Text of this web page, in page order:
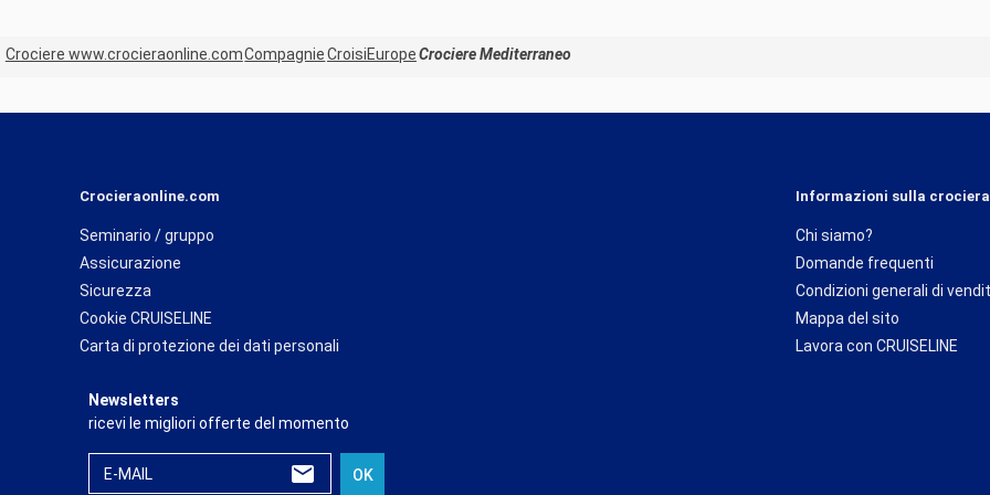
Crociere www.crocieraonline.comCompagnieCroisiEuropeCrociere Mediterraneo
Crocieraonline.com
Seminario / gruppo
Assicurazione
Sicurezza
Cookie CRUISELINE
Carta di protezione dei dati personali
Informazioni sulla crociera
Chi siamo?
Domande frequenti
Condizioni generali di
Mappa del sito
Lavora con CRUISELINE
Newsletters
ricevi le migliori offerte del momento
E-MAIL OK